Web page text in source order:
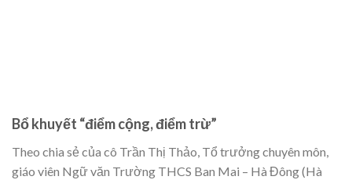
Bổ khuyết “điểm cộng, điểm trừ”
Theo chia sẻ của cô Trần Thị Thảo, Tổ trưởng chuyên môn,
giáo viên Ngữ văn Trường THCS Ban Mai – Hà Đông (Hà